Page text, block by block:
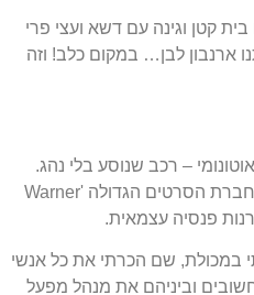
בית קטן וגינה עם דשא ועצי פרי
ארנבון לבן… במקום כלב! וזה
– רכב שנוסע בלי נהג.
בגרמניה, עבדתי ביחסי ציבור בחברת הסרטים הגדולה 'Warner
במכולת, שם הכרתי את כל אנשי
וביניהם את מנהל מפעל